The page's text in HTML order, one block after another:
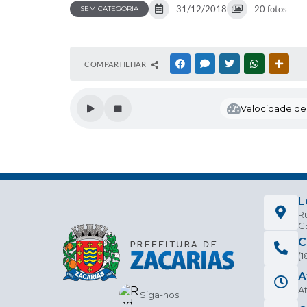
SEM CATEGORIA 31/12/2018 20 fotos
COMPARTILHAR FACEBOOKMESSENGER
TWITTERWHATSAPP
Velocidade de
Siga-nos